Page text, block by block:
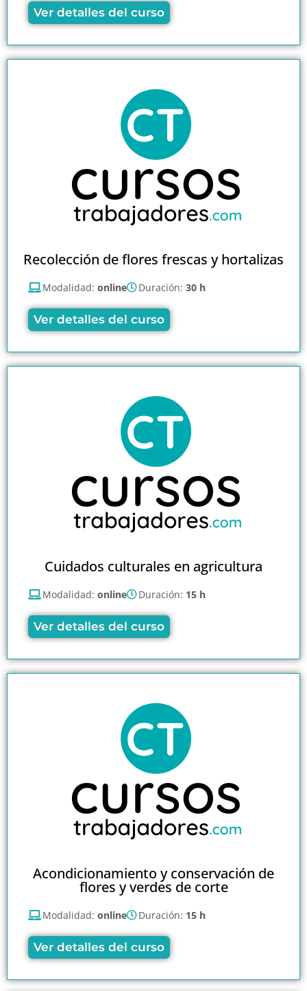
Ver detalles del curso
Recolección de flores frescas y hortalizas
Modalidad: online Duración: 30 h
Ver detalles del curso
Cuidados culturales en agricultura
Modalidad: online Duración: 15 h
Ver detalles del curso
Acondicionamiento y conservación de
flores y verdes de corte
Modalidad: online Duración: 15 h
Ver detalles del curso